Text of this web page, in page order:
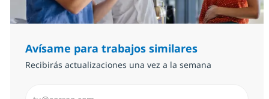
Avísame para trabajos similares
Recibirás actualizaciones una vez a la semana